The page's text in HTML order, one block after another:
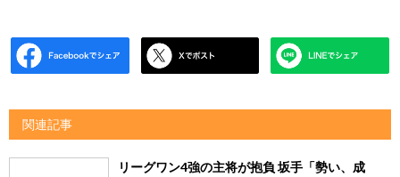
関連記事
リーグワン4強の主将が抱負 坂手「勢い、成